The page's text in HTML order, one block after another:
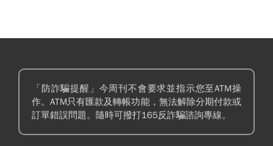
「防詐騙提醒」今周刊不會要求並指示您至ATM操
作。ATM只有匯款及轉帳功能，無法解除分期付款或
訂單錯誤問題。隨時可撥打165反詐騙諮詢專線。